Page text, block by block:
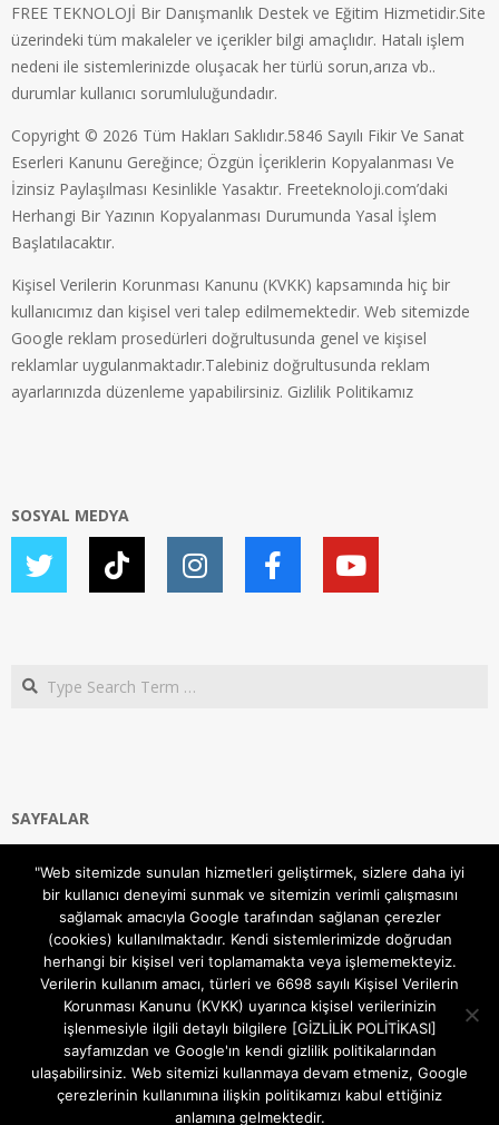
FREE TEKNOLOJİ Bir Danışmanlık Destek ve Eğitim Hizmetidir.Site
üzerindeki tüm makaleler ve içerikler bilgi amaçlıdır. Hatalı işlem
nedeni ile sistemlerinizde oluşacak her türlü sorun,arıza vb..
durumlar kullanıcı sorumluluğundadır.
Copyright © 2026 Tüm Hakları Saklıdır.5846 Sayılı Fikir Ve Sanat
Eserleri Kanunu Gereğince; Özgün İçeriklerin Kopyalanması Ve
İzinsiz Paylaşılması Kesinlikle Yasaktır. Freeteknoloji.com’daki
Herhangi Bir Yazının Kopyalanması Durumunda Yasal İşlem
Başlatılacaktır.
Kişisel Verilerin Korunması Kanunu (KVKK) kapsamında hiç bir
kullanıcımız dan kişisel veri talep edilmemektedir. Web sitemizde
Google reklam prosedürleri doğrultusunda genel ve kişisel
reklamlar uygulanmaktadır.Talebiniz doğrultusunda reklam
ayarlarınızda düzenleme yapabilirsiniz. Gizlilik Politikamız
SOSYAL MEDYA
Search
SAYFALAR
Gizlilik ve Çerezler (Cookies) Politikası
Hakkımızda
İletişim Kanalları
MODEM KURULUM
TEKNİK DESTEK
TELEVİZYON SİSTEMLERİ
"Web sitemizde sunulan hizmetleri geliştirmek, sizlere daha iyi
bir kullanıcı deneyimi sunmak ve sitemizin verimli çalışmasını
sağlamak amacıyla Google tarafından sağlanan çerezler
(cookies) kullanılmaktadır. Kendi sistemlerimizde doğrudan
herhangi bir kişisel veri toplamamakta veya işlememekteyiz.
Verilerin kullanım amacı, türleri ve 6698 sayılı Kişisel Verilerin
Korunması Kanunu (KVKK) uyarınca kişisel verilerinizin
işlenmesiyle ilgili detaylı bilgilere [GİZLİLİK POLİTİKASI]
sayfamızdan ve Google'ın kendi gizlilik politikalarından
ulaşabilirsiniz. Web sitemizi kullanmaya devam etmeniz, Google
çerezlerinin kullanımına ilişkin politikamızı kabul ettiğiniz
anlamına gelmektedir.